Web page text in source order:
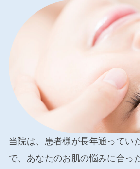
当院は、患者様が長年通ってい
で、 あなたのお肌の悩みに合っ